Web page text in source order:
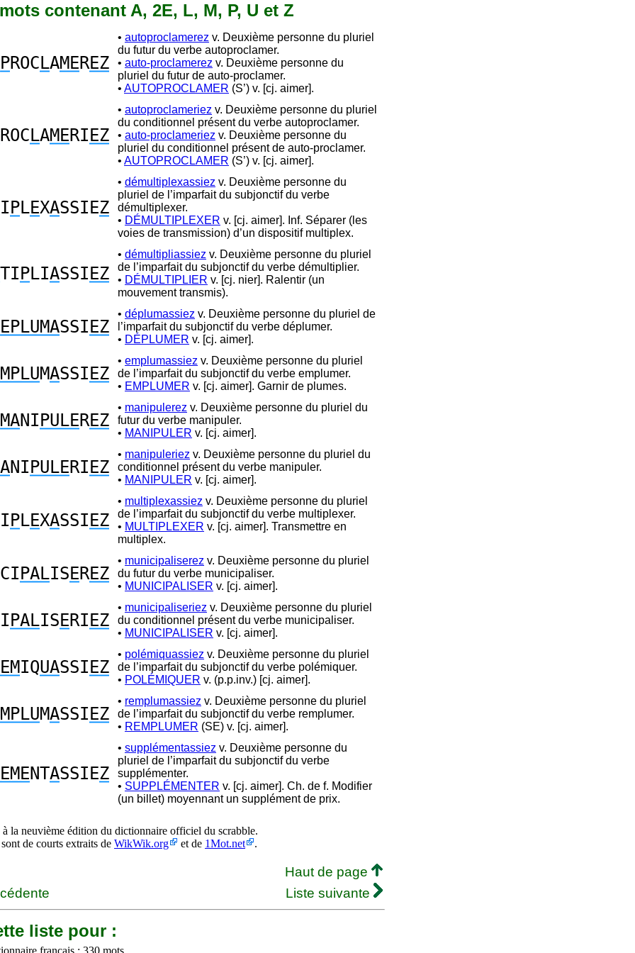
contenant A, 2E, L, M, P, U et Z
PROC LAMEREZ
• autoproclamerez v. Deuxième personne du pluriel
du futur du verbe autoproclamer.
• auto-proclamerez v. Deuxième personne du
pluriel du futur de auto-proclamer.
• AUTOPROCLAMER (S’) v. [cj. aimer].
ROC LAMERI EZ
• autoproclameriez v. Deuxième personne du pluriel
du conditionnel présent du verbe autoproclamer.
• auto-proclameriez v. Deuxième personne du
pluriel du conditionnel présent de auto-proclamer.
• AUTOPROCLAMER (S’) v. [cj. aimer].
PLEXASSIEZ
• démultiplexassiez v. Deuxième personne du
pluriel de l’imparfait du subjonctif du verbe
démultiplexer.
• DÉMULTIPLEXER v. [cj. aimer]. Inf. Séparer (les
voies de transmission) d’un dispositif multiplex.
TI PLIASSI EZ
• démultipliassiez v. Deuxième personne du pluriel
de l’imparfait du subjonctif du verbe démultiplier.
• DÉMULTIPLIER v. [cj. nier]. Ralentir (un
mouvement transmis).
EPLUMASSI EZ
• déplumassiez v. Deuxième personne du pluriel de
l’imparfait du subjonctif du verbe déplumer.
• DÉPLUMER v. [cj. aimer].
MASSI EZ
• emplumassiez v. Deuxième personne du pluriel
de l’imparfait du subjonctif du verbe emplumer.
• EMPLUMER v. [cj. aimer]. Garnir de plumes.
MANI PULEREZ
• manipulerez v. Deuxième personne du pluriel du
futur du verbe manipuler.
• MANIPULER v. [cj. aimer].
NI PULERI EZ
• manipuleriez v. Deuxième personne du pluriel du
conditionnel présent du verbe manipuler.
• MANIPULER v. [cj. aimer].
PLEXASSI EZ
• multiplexassiez v. Deuxième personne du pluriel
de l’imparfait du subjonctif du verbe multiplexer.
• MULTIPLEXER v. [cj. aimer]. Transmettre en
multiplex.
PALISEREZ
• municipaliserez v. Deuxième personne du pluriel
du futur du verbe municipaliser.
• MUNICIPALISER v. [cj. aimer].
PALISERI EZ
• municipaliseriez v. Deuxième personne du pluriel
du conditionnel présent du verbe municipaliser.
• MUNICIPALISER v. [cj. aimer].
IQUASSI EZ
• polémiquassiez v. Deuxième personne du pluriel
de l’imparfait du subjonctif du verbe polémiquer.
• POLÉMIQUER v. (p.p.inv.) [cj. aimer].
MASSI EZ
• remplumassiez v. Deuxième personne du pluriel
de l’imparfait du subjonctif du verbe remplumer.
• REMPLUMER (SE) v. [cj. aimer].
NTASSIEZ
• supplémentassiez v. Deuxième personne du
pluriel de l’imparfait du subjonctif du verbe
supplémenter.
• SUPPLÉMENTER v. [cj. aimer]. Ch. de f. Modifier
(un billet) moyennant un supplément de prix.
la neuvième édition du dictionnaire officiel du scrabble.
de courts extraits de WikWik.org et de 1Mot.net .
Haut de page
Liste suivante
liste pour :
français : 330 mots